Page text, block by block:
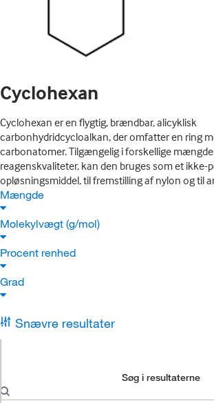
Cyclohexan
Cyclohexan er en flygtig, brændbar, alicyklisk
carbonhydridcycloalkan, der omfatter en ring
carbonatomer. Tilgængelig i forskellige
reagenskvaliteter, kan den bruges som et ikke-
opløsningsmiddel, til fremstilling af nylon og til
Mængde
Molekylvægt (g/mol)
Procent renhed
Grad
Snævre resultater
Søg i resultaterne